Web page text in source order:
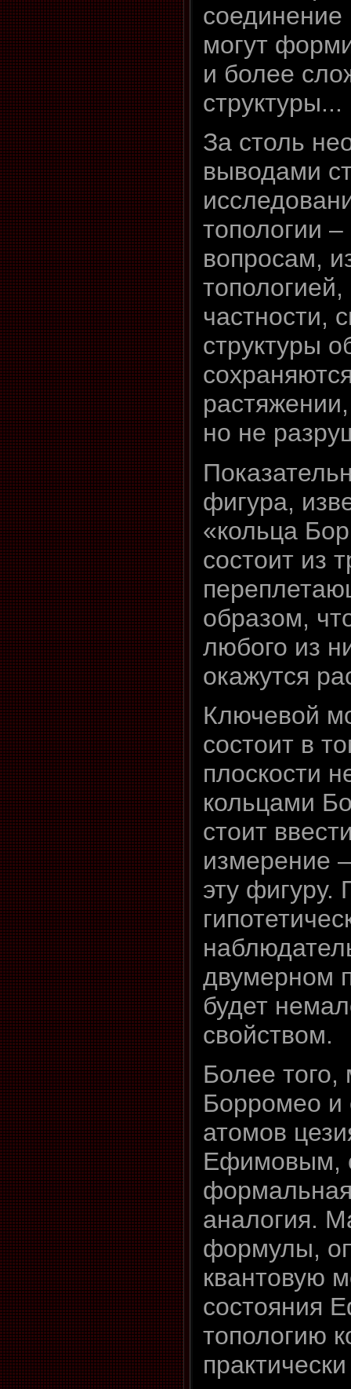
могут
и более
структуры...
За столь
выводами
топологии
вопросам,
топологией,
частности,
структуры
но не
фигура,
«кольца
состоит из
образом,
любого из
окажутся
Ключевой
состоит в
плоскости
кольцами
стоит
измерение
эту фигуру.
двумерном
будет
свойством.
Более
Борромео и
атомов
Ефимовым,
аналогия.
формулы,
квантовую
состояния
топологию